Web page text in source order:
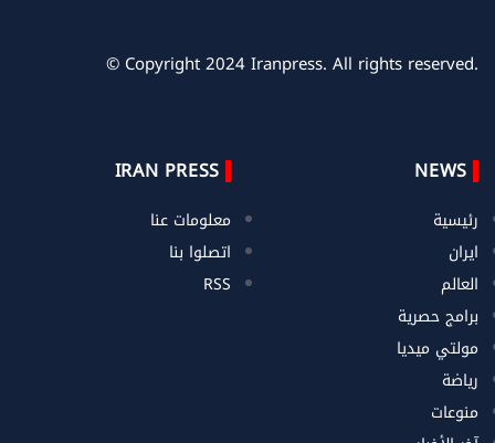
© Copyright 2024 Iranpress. All rights reserved.
NEWS
رئيسية
ايران
العالم
برامج حصرية
مولتي ميديا
رياضة
منوعات
IRAN PRESS
معلومات عنا
اتصلوا بنا
RSS